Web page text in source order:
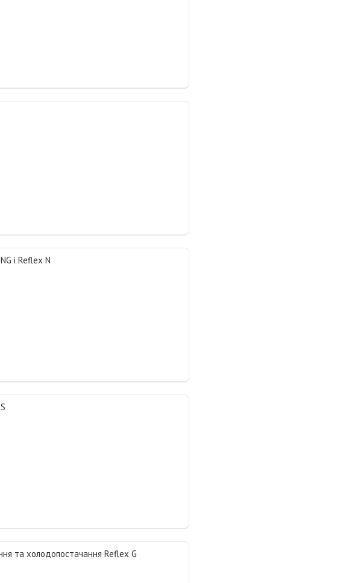
і Reflex N
та холодопостачання Reflex G